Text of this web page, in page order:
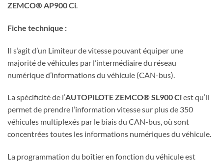
ZEMCO® AP900 Ci.
Fiche technique :
Il s’agit d’un Limiteur de vitesse pouvant équiper une
majorité de véhicules par l’intermédiaire du réseau
numérique d’informations du véhicule (CAN-bus).
La spécificité de l’AUTOPILOTE ZEMCO® SL900 Ciest qu’il
permet de prendre l’information vitesse sur plus de 350
véhicules multiplexés par le biais du CAN-bus, où sont
concentrées toutes les informations numériques du véhicule.
La programmation du boîtier en fonction du véhicule est